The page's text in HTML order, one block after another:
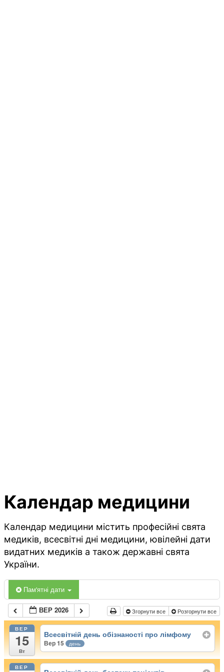
Календар медицини
Календар медицини містить професійні свята
медиків, всесвітні дні медицини, ювілейні дати
видатних медиків а також державні свята
України.
Пам'ятні дати
ВЕР 2026 Згорнути все Розгорнути все
ВЕР
15
Вт
Всесвітній день обізнаності про лімфому
Вер 15 день
ВЕР